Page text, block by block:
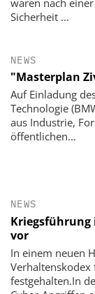
waren nach
Sicherheit ...
NEWS
"Masterplan
Auf Einladung
Technologie
aus Industrie,
öffentlichen...
NEWS
Kriegsführung
vor
In einem neuen
Verhaltenskodex
festgehalten.In